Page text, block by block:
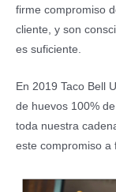
firme compromiso
cliente, y son
es suficiente.
En 2019 Taco Bell
de huevos 100%
toda nuestra
este compromiso a